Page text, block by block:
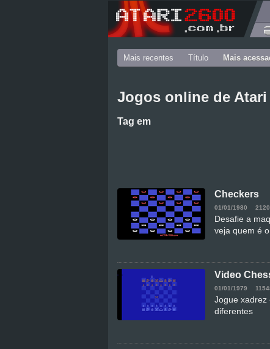
Mais recentes Título Mais
Jogos online de Atari
Tag em
Checkers
01/01/1980
Desafie a
veja quem é
Video
01/01/1979
Jogue xadrez
diferentes